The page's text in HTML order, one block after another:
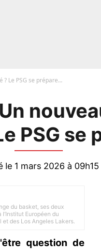
Le PSG se prépare...
PSG se
le 1 mars 2026 à 09h15
du basket, ses deux
Européen du
et des Los Angeles Lakers.
question de